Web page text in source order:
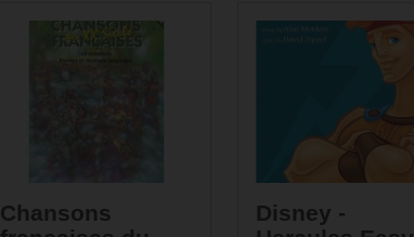
Chansons
Disney -